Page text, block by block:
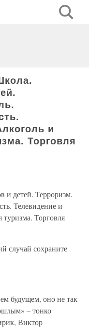
и
Торговля
и детей. Терроризм.
Телевидение и
Торговля
случай сохраните
будущем, оно не так
– тонко
Виктор